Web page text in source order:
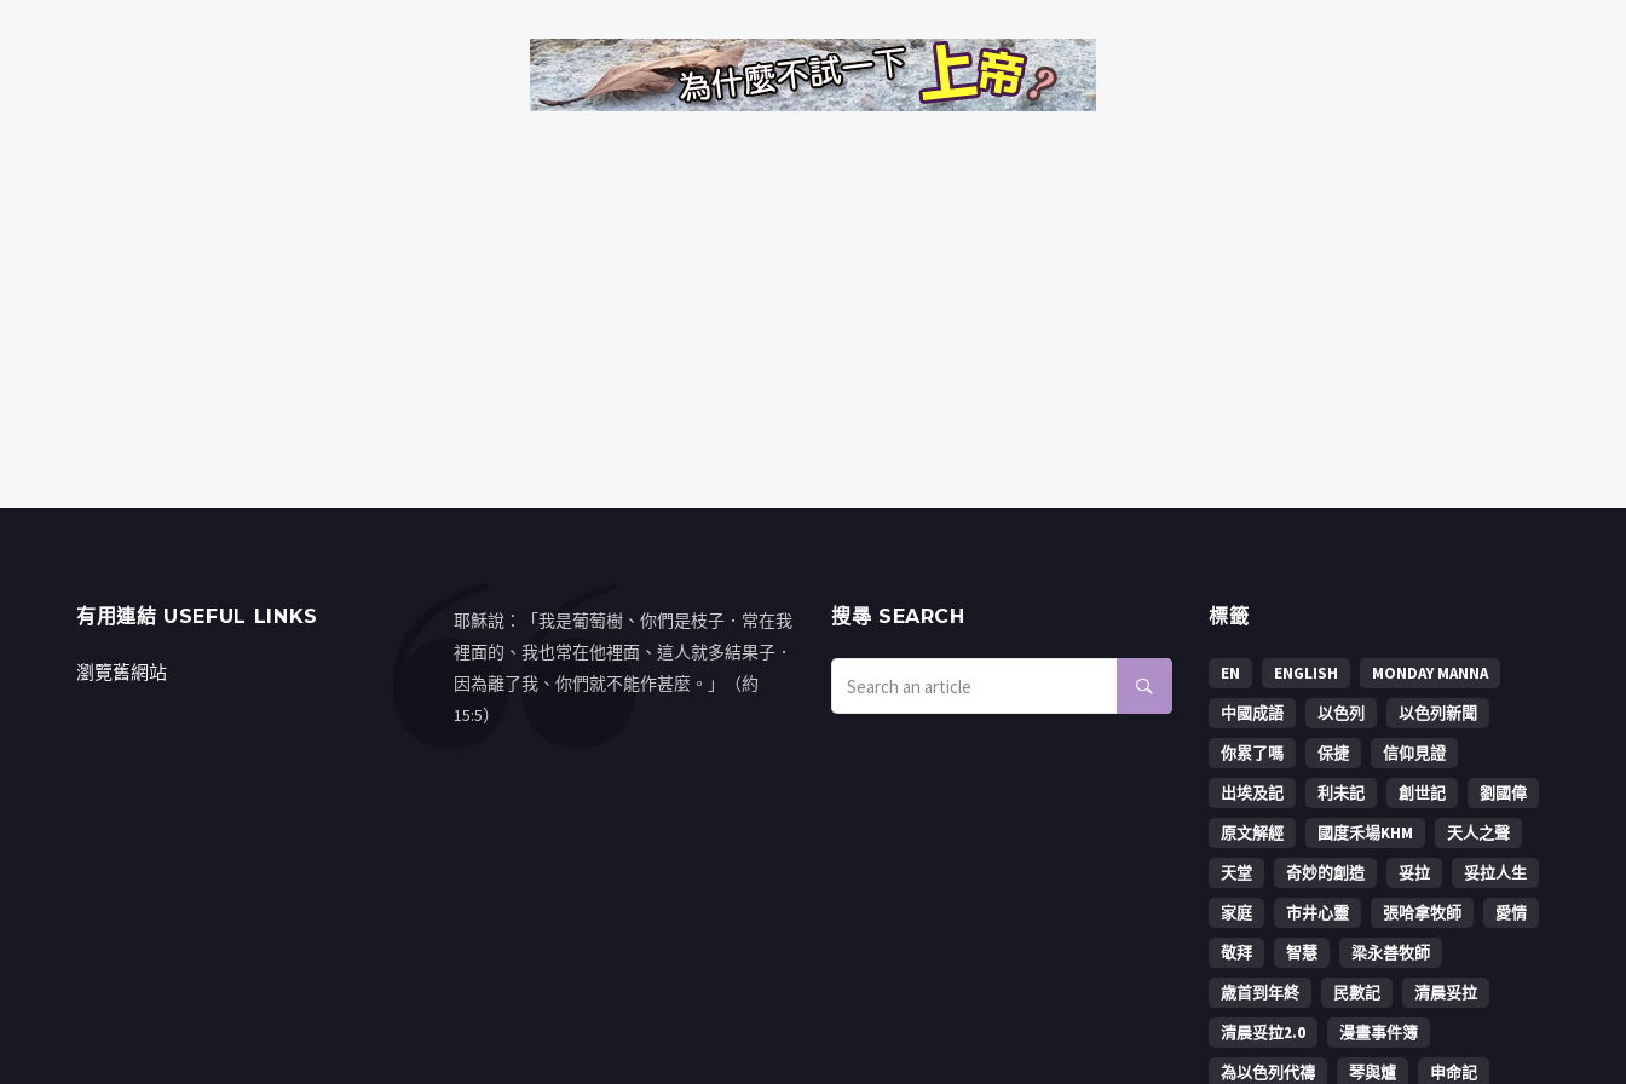
有用連結 USEFUL LINKS
瀏覽舊網站
耶穌說：「我是葡萄樹、你們是枝子．常在我
裡面的、我也常在他裡面、這人就多結果子．
因為離了我、你們就不能作甚麼。」（約
15:5）
搜㝷 SEARCH 標籤
EN ENGLISH
MONDAY MANNA
中國成語
以色列
以色列新聞
你累了嗎
保捷
信仰見證
出埃及記
利未記 創世記
劉國偉
原文解經
國度禾場KHM
天人之聲
天堂
奇妙的創造 妥拉
妥拉人生
家庭
市井心靈 張哈拿牧師
愛情
敬拜
智慧
梁永善牧師
歳首到年終
民數記
清晨妥拉
清晨妥拉2.0
漫畫事件簿
為以色列代禱
琴與爐 申命記